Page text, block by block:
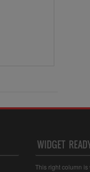
WIDGET
This right column